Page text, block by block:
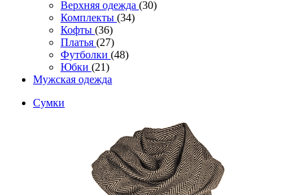
Верхняя одежда (30)
Комплекты (34)
Кофты (36)
Платья (27)
Футболки (48)
Юбки (21)
Мужская одежда
Сумки